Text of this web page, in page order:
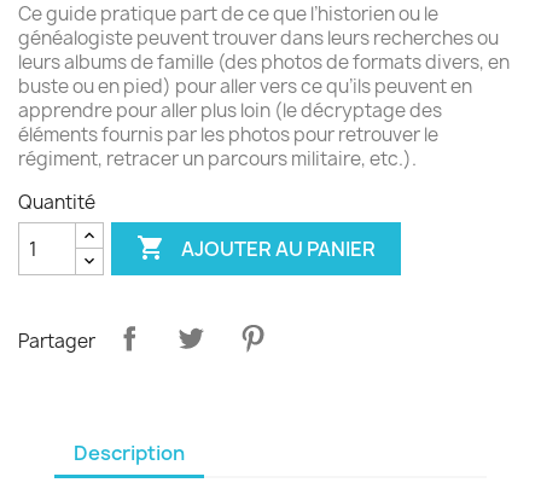
Ce guide pratique part de ce que l’historien ou le
généalogiste peuvent trouver dans leurs recherches ou
leurs albums de famille (des photos de formats divers, en
buste ou en pied) pour aller vers ce qu’ils peuvent en
apprendre pour aller plus loin (le décryptage des
éléments fournis par les photos pour retrouver le
régiment, retracer un parcours militaire, etc.).
Quantité
 AJOUTER AU PANIER
Partager
Description